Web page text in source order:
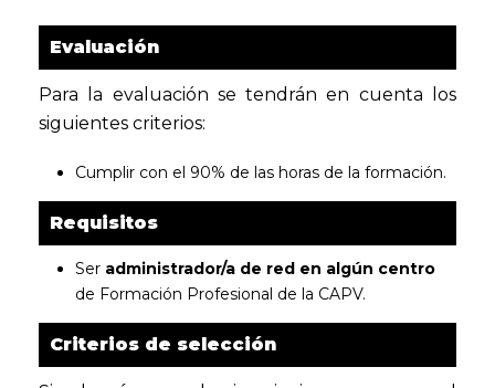
Evaluación
Para la evaluación se tendrán en cuenta los
siguientes criterios:
Cumplir con el 90% de las horas de la formación.
Requisitos
Ser administrador/a de red en algún centro
de Formación Profesional de la CAPV.
Criterios de selección